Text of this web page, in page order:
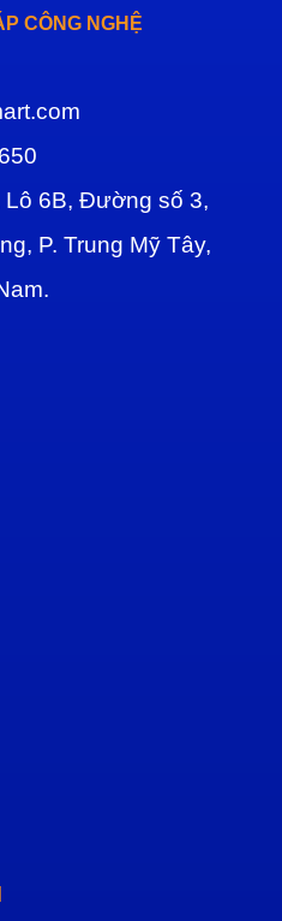
CÔNG NGHỆ
Lô 6B, Đường số 3,
P. Trung Mỹ Tây,